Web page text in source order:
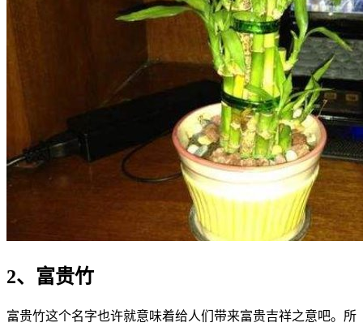
2、富贵竹
富贵竹这个名字也许就意味着给人们带来富贵吉祥之意吧。所